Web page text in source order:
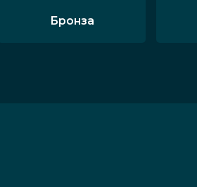
Бронза